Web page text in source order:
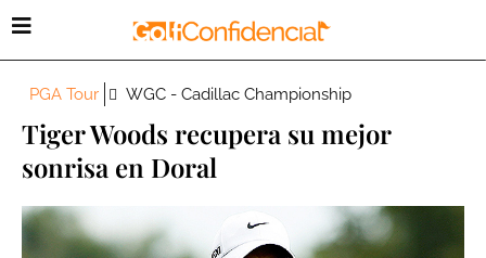
PGA Tour WGC - Cadillac Championship
Tiger Woods recupera su mejor
sonrisa en Doral